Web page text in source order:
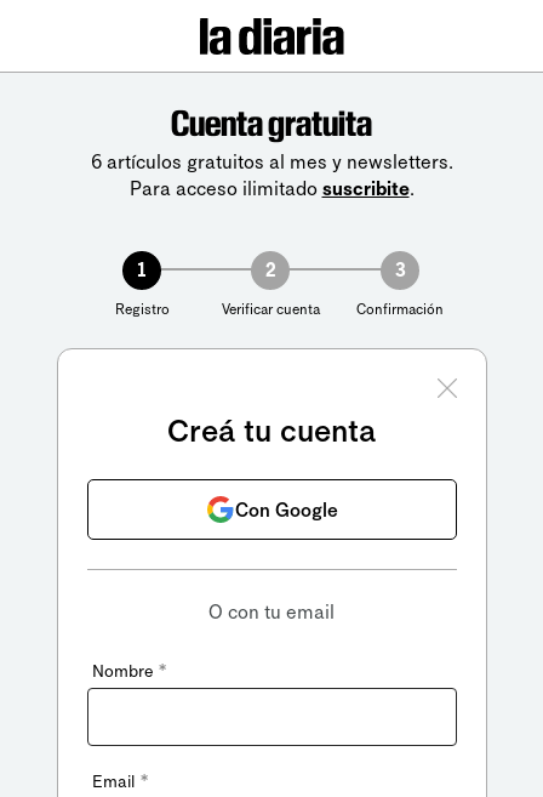
Cuenta gratuita
6 artículos gratuitos al mes y newsletters.
Para acceso ilimitado suscribite.
1
Registro
2
Verificar cuenta
3
Confirmación
Creá tu cuenta
Con Google
O con tu email
Nombre *
Email *